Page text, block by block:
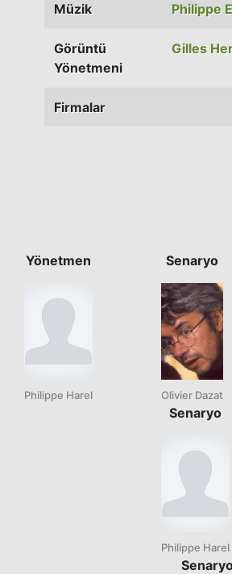
Müzik Philippe
Görüntü
Yönetmeni
Gilles
Firmalar
Yönetmen
Philippe Harel
Senaryo
Olivier Dazat
Senaryo
Philippe Harel